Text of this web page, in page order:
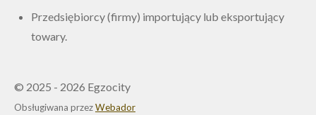
Przedsiębiorcy (firmy) importujący lub eksportujący
towary.
© 2025 - 2026 Egzocity
Obsługiwana przezWebador